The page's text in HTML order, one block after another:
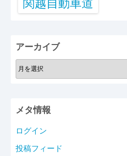
関越自動車道
アーカイブ
ア
ー
ブ
メタ情報
ログイン
投稿フィード